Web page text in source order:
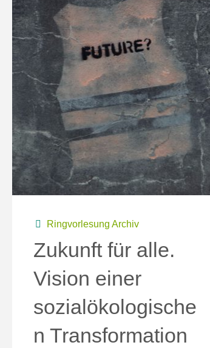
Ringvorlesung Archiv
Zukunft für alle.
Vision einer
sozialökologische
n Transformation